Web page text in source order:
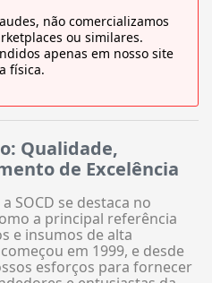
não comercializamos
ou similares.
apenas em nosso site
física.
Qualidade,
de Excelência
SOCD se destaca no
a principal referência
e insumos de alta
em 1999, e desde
esforços para fornecer